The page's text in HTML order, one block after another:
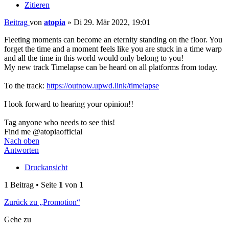
Zitieren
Beitrag von atopia » Di 29. Mär 2022, 19:01
Fleeting moments can become an eternity standing on the floor. You
forget the time and a moment feels like you are stuck in a time warp
and all the time in this world would only belong to you!
My new track Timelapse can be heard on all platforms from today.
To the track: https://outnow.upwd.link/timelapse
I look forward to hearing your opinion!!
Tag anyone who needs to see this!
Find me @atopiaofficial
Nach oben
Antworten
Druckansicht
1 Beitrag • Seite 1 von 1
Zurück zu „Promotion“
Gehe zu